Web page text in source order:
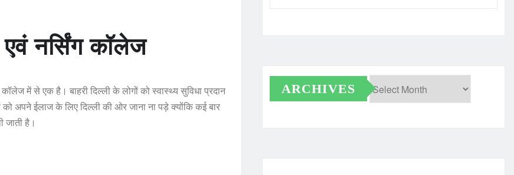
नर्सिंग कॉलेज
में से एक है। बाहरी दिल्ली के लोगों को स्वास्थ्य सुविधा प्रदान
अपने ईलाज के लिए दिल्ली की ओर जाना ना पड़े क्योंकि कई बार
है।
ARCHIVES